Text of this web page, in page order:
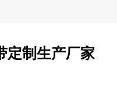
定制生产厂家